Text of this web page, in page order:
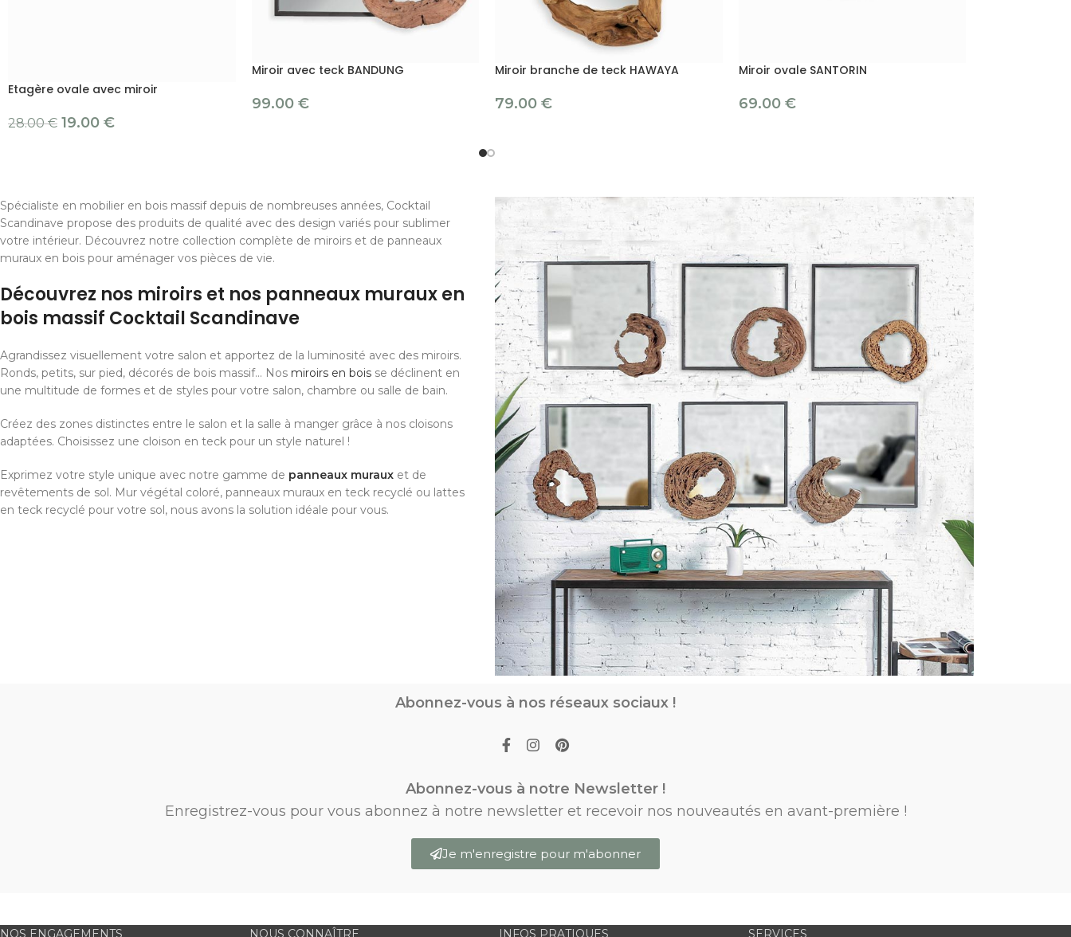
Etagère ovale avec miroir
28.00€ 19.00 €
Miroir avec teck BANDUNG
99.00 €
Miroir branche de teck HAWAYA
79.00 €
Miroir ovale SANTORIN
69.00 €
Spécialiste en mobilier en bois massif depuis de nombreuses années, Cocktail
Scandinave propose des produits de qualité avec des design variés pour sublimer
votre intérieur. Découvrez notre collection complète de miroirs et de panneaux
muraux en bois pour aménager vos pièces de vie.
Découvrez nos miroirs et nos panneaux muraux en
bois massif Cocktail Scandinave
Agrandissez visuellement votre salon et apportez de la luminosité avec des miroirs.
Ronds, petits, sur pied, décorés de bois massif… Nos miroirs en bois se déclinent en
une multitude de formes et de styles pour votre salon, chambre ou salle de bain.
Créez des zones distinctes entre le salon et la salle à manger grâce à nos cloisons
adaptées. Choisissez une cloison en teck pour un style naturel !
Exprimez votre style unique avec notre gamme de panneaux muraux et de
revêtements de sol. Mur végétal coloré, panneaux muraux en teck recyclé ou lattes
en teck recyclé pour votre sol, nous avons la solution idéale pour vous.
Abonnez-vous à nos réseaux sociaux !
Abonnez-vous à notre Newsletter !
Enregistrez-vous pour vous abonnez à notre newsletter et recevoir nos nouveautés en avant-première !
Je m'enregistre pour m'abonner
NOS ENGAGEMENTS NOUS CONNAÎTRE INFOS PRATIQUES SERVICES